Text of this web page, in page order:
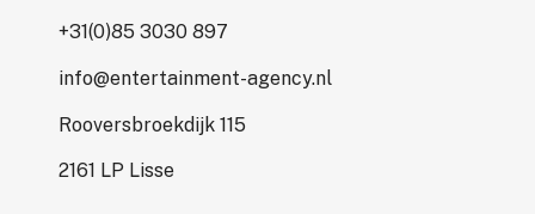
+31(0)85 3030 897
info@entertainment-agency.nl
Rooversbroekdijk 115
2161 LP Lisse